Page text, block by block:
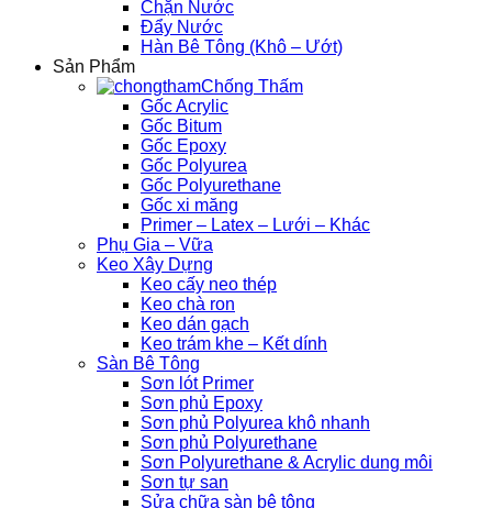
Chặn Nước
Đẩy Nước
Hàn Bê Tông (Khô – Ướt)
Sản Phẩm
Chống Thấm
Gốc Acrylic
Gốc Bitum
Gốc Epoxy
Gốc Polyurea
Gốc Polyurethane
Gốc xi măng
Primer – Latex – Lưới – Khác
Phụ Gia – Vữa
Keo Xây Dựng
Keo cấy neo thép
Keo chà ron
Keo dán gạch
Keo trám khe – Kết dính
Sàn Bê Tông
Sơn lót Primer
Sơn phủ Epoxy
Sơn phủ Polyurea khô nhanh
Sơn phủ Polyurethane
Sơn Polyurethane & Acrylic dung môi
Sơn tự san
Sửa chữa sàn bê tông